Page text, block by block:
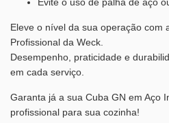
Eleve o nível da sua operação com
Profissional da Weck.
Desempenho, praticidade e
em cada serviço.
Garanta já a sua Cuba GN em Aço
profissional para sua cozinha!